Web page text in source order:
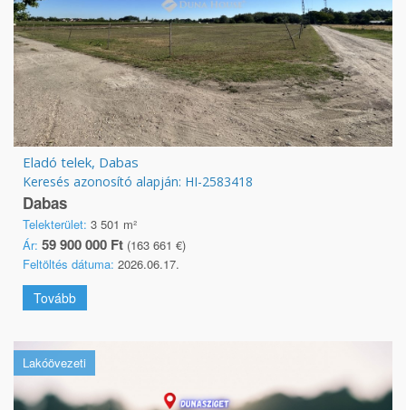
Eladó telek, Dabas
Keresés azonosító alapján: HI-2583418
Dabas
Telekterület: 3 501 m²
Ár: 59 900 000 Ft (163 661 €)
Feltöltés dátuma: 2026.06.17.
Tovább
Lakóövezeti